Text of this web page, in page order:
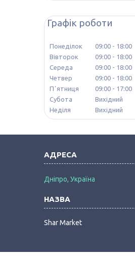
Графік роботи
Понеділок 09:00
18:00
Вівторок
09:00
18:00
Середа
09:00
18:00
Четвер
09:00
18:00
Пʼятниця
09:00
17:00
Субота
Вихідний
Неділя
Вихідний
Дніпро, Україна
Shar Market